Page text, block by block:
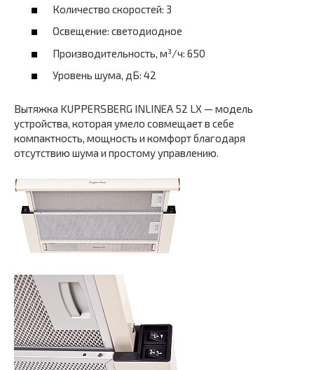
Количество скоростей: 3
Освещение: светодиодное
Производительность, м³/ч: 650
Уровень шума, дБ: 42
Вытяжка KUPPERSBERG INLINEA 52 LX — модель
устройства, которая умело совмещает в себе
компактность, мощность и комфорт благодаря
отсутствию шума и простому управлению.